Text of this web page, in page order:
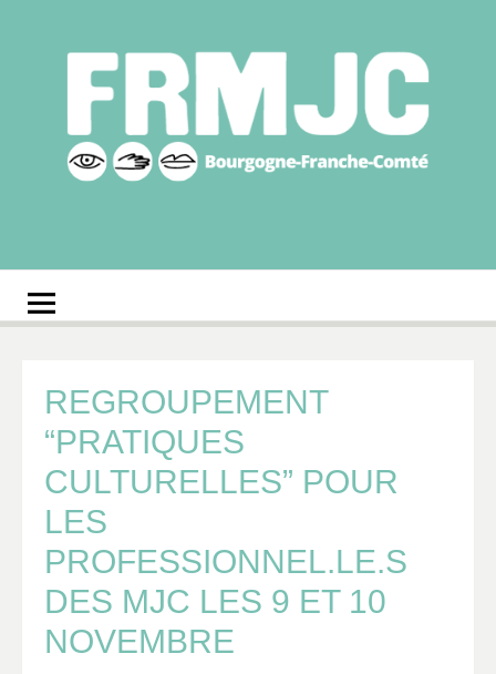
régionale des MJC
Bourgogne-Franche-
REGROUPEMENT
“PRATIQUES
CULTURELLES” POUR
LES
PROFESSIONNEL.LE.S
DES MJC LES 9 ET 10
NOVEMBRE